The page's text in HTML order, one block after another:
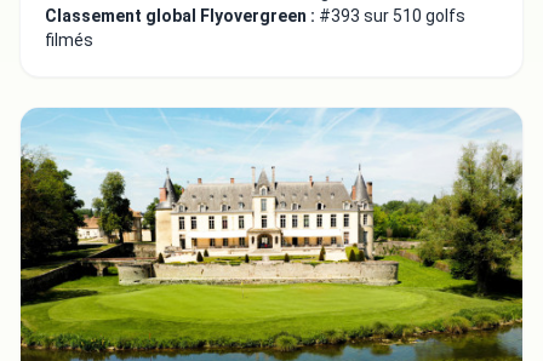
Classement global Flyovergreen : #393 sur 510 golfs
filmés